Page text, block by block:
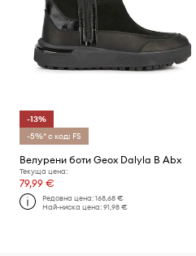
-13%
-5%* с код: FS
Велурени боти Geox Dalyla B Abx
Текуща цена:
79,99 €
Редовна цена:168,68 €
Най-ниска цена:91,98 €